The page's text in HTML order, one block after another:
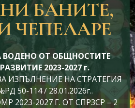
БАНИТЕ,
ЧЕПЕЛАРЕ
ВОДЕНО ОТ ОБЩНОСТИТЕ
2023-2027 г.
ИЗПЪЛНЕНИЕ НА СТРАТЕГИЯ
50-114 / 28.01.2026г..
2023-2027 Г. ОТ СПРЗСР – 2